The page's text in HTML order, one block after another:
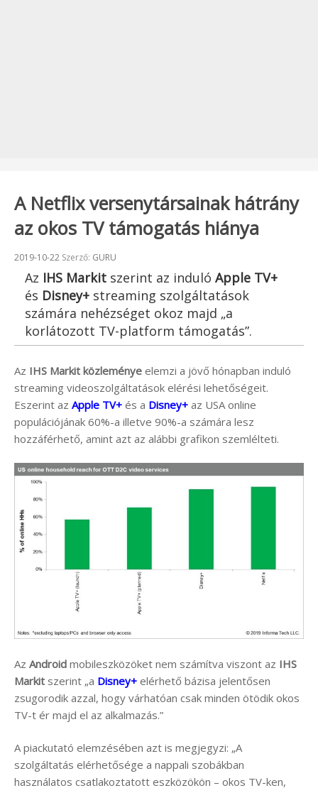
A Netflix versenytársainak hátrány
az okos TV támogatás hiánya
Beküldve:
2019-10-22 Szerző: GURU
Az IHS Markit szerint az induló Apple TV+
és Disney+ streaming szolgáltatások
számára nehézséget okoz majd „a
korlátozott TV-platform támogatás”.
Az IHS Markit közleménye elemzi a jövő hónapban induló
streaming videoszolgáltatások elérési lehetőségeit.
Eszerint az Apple TV+ és a Disney+ az USA online
populációjának 60%-a illetve 90%-a számára lesz
hozzáférhető, amint azt az alábbi grafikon szemlélteti.
Az Android mobileszközöket nem számítva viszont az IHS
Markit szerint „a Disney+ elérhető bázisa jelentősen
zsugorodik azzal, hogy várhatóan csak minden ötödik okos
TV-t ér majd el az alkalmazás.”
A piackutató elemzésében azt is megjegyzi: „A
szolgáltatás elérhetősége a nappali szobákban
használatos csatlakoztatott eszközökön – okos TV-ken,